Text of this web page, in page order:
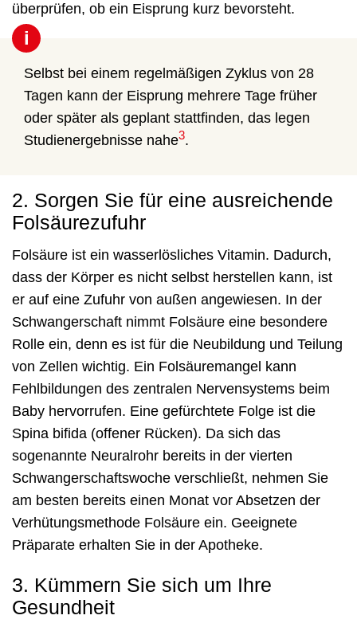
überprüfen, ob ein Eisprung kurz bevorsteht.
i
Selbst bei einem regelmäßigen Zyklus von 28
Tagen kann der Eisprung mehrere Tage früher
oder später als geplant stattfinden, das legen
Studienergebnisse nahe3.
2. Sorgen Sie für eine ausreichende
Folsäurezufuhr
Folsäure ist ein wasserlösliches Vitamin. Dadurch,
dass der Körper es nicht selbst herstellen kann, ist
er auf eine Zufuhr von außen angewiesen. In der
Schwangerschaft nimmt Folsäure eine besondere
Rolle ein, denn es ist für die Neubildung und Teilung
von Zellen wichtig. Ein Folsäuremangel kann
Fehlbildungen des zentralen Nervensystems beim
Baby hervorrufen. Eine gefürchtete Folge ist die
Spina bifida (offener Rücken). Da sich das
sogenannte Neuralrohr bereits in der vierten
Schwangerschaftswoche verschließt, nehmen Sie
am besten bereits einen Monat vor Absetzen der
Verhütungsmethode Folsäure ein. Geeignete
Präparate erhalten Sie in der Apotheke.
3. Kümmern Sie sich um Ihre
Gesundheit